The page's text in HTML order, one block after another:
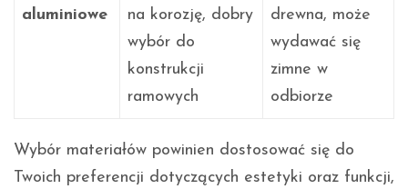
aluminiowe
na korozję, dobry
wybór do
konstrukcji
ramowych
drewna, może
wydawać się
zimne w
odbiorze
Wybór materiałów powinien dostosować się do
Twoich preferencji dotyczących estetyki oraz funkcji,